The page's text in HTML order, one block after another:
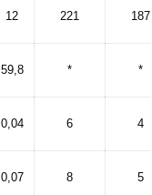
12 221 187
59,8 * *
0,04 6 4
0,07 8 5